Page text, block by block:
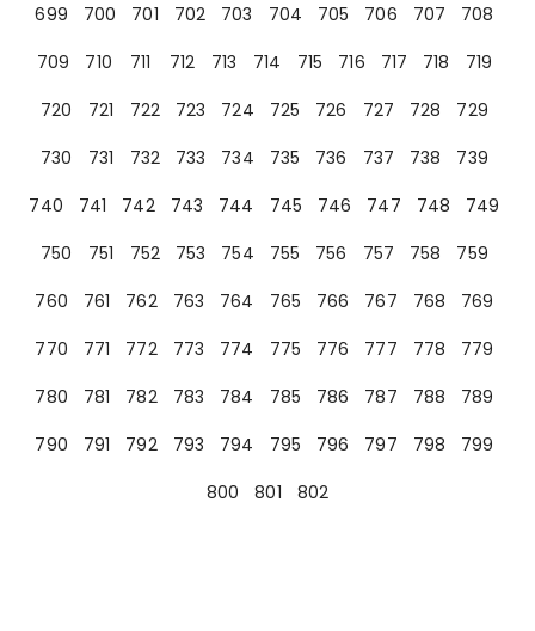
699
700 701 702 703 704 705 706 707
708
709
710 711 712 713 714 715 716 717 718
719
720
721 722 723 724 725 726 727 728
729
730
731 732 733 734 735 736 737 738
739
740
741 742 743 744 745 746 747 748
749
750
751 752 753 754 755 756 757 758
759
760
761 762 763 764 765 766 767 768
769
770
771 772 773 774 775 776 777 778
779
780
781 782 783 784 785 786 787 788
789
790
791 792 793 794 795 796 797 798
799
800
801 802